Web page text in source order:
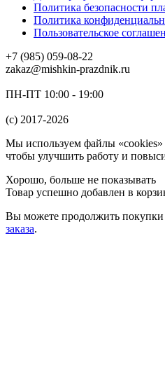
Политика безопасности
Политика
Пользовательское
+7 (985) 059-08-22
zakaz@mishkin-prazdnik.ru
ПН-ПТ 10:00 - 19:00
(c) 2017-2026
Мы используем файлы
чтобы улучшить работу и
Хорошо, больше не показывать
Товар успешно добавлен в
Вы можете продолжить покупки
заказа.